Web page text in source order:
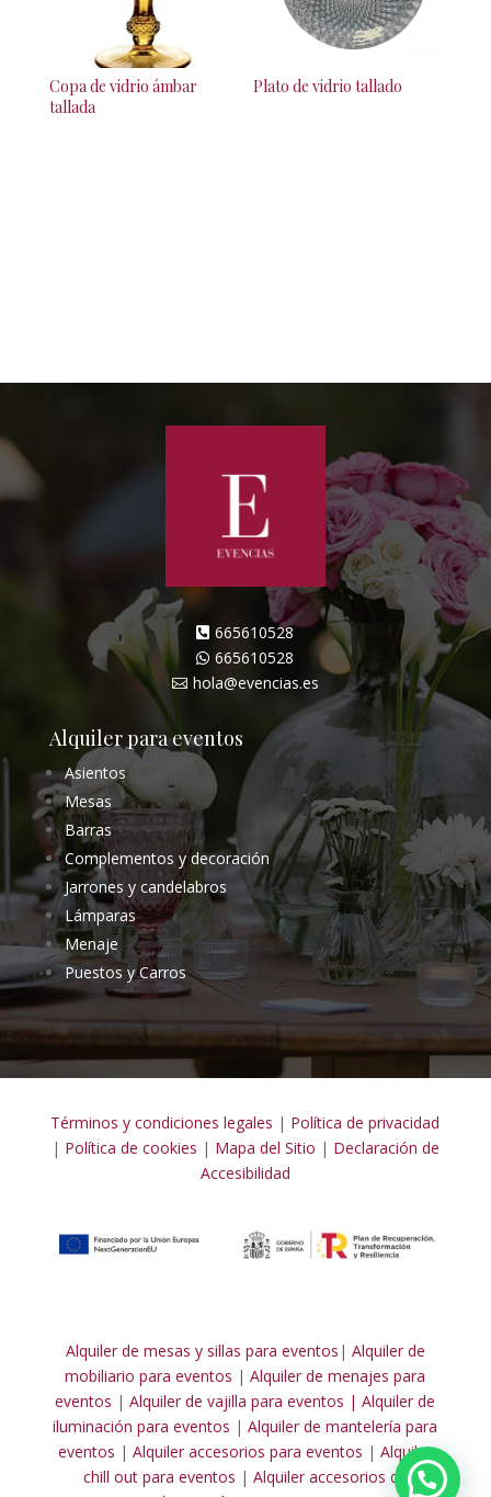
Copa de vidrio ámbar
tallada
Plato de vidrio tallado
 665610528
 665610528
 hola@evencias.es
Alquiler para eventos
Asientos
Mesas
Barras
Complementos y decoración
Jarrones y candelabros
Lámparas
Menaje
Puestos y Carros
Términos y condiciones legales | Política de privacidad
| Política de cookies | Mapa del Sitio | Declaración de
Accesibilidad
Alquiler de mesas y sillas para eventos | Alquiler de
mobiliario para eventos | Alquiler de menajes para
eventos |Alquiler de vajilla para eventos | Alquiler de
iluminación para eventos |Alquiler de mantelería para
eventos |Alquiler accesorios para eventos |Alquiler
chill out para eventos | Alquiler accesorios de